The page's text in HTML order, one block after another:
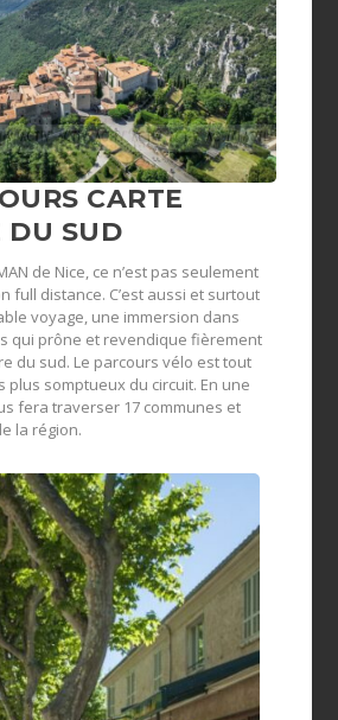
CARTE
DU SUD
de Nice, ce n’est pas seulement
full distance. C’est aussi et surtout
voyage, une immersion dans
qui prône et revendique fièrement
du sud. Le parcours vélo est tout
plus somptueux du circuit. En une
fera traverser 17 communes et
la région.